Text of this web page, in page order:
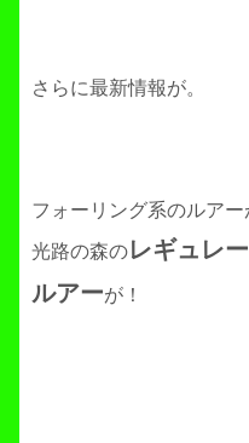
さらに最新情報が。
フォーリング系のルア
光路の森のレギュレ
ルアーが！